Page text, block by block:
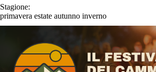
Stagione:
primavera estate autunno inverno